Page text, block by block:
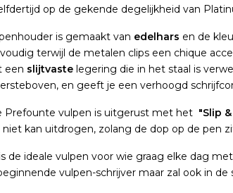
op de gekende degelijkheid van
is gemaakt van edelhars en de
terwijl de metalen clips een chique
een slijtvaste legering die in het staal is
en geeft je een verhoogd
Prefounte vulpen is uitgerust met het "Slip
niet kan uitdrogen, zolang de dop op de pen
de ideale vulpen voor wie graag elke dag
vulpen-schrijver maar zal ook in